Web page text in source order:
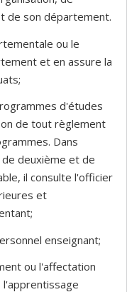
de son département.
ou le
et en assure la
d'études
de tout règlement
Dans
deuxième et de
il consulte l'officier
et
enseignant;
ou l'affectation
l'apprentissage